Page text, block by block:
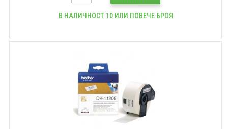
В НАЛИЧНОСТ 10 ИЛИ ПОВЕЧЕ БРОЯ